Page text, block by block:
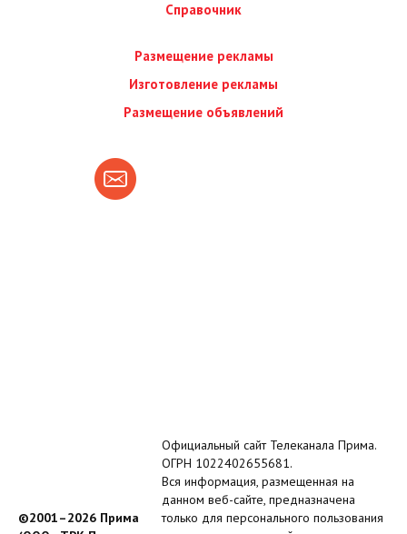
Справочник
Размещение рекламы
Изготовление рекламы
Размещение объявлений
©2001–2026 Прима
Официальный сайт Телеканала Прима.
ОГРН 1022402655681.
Вся информация, размещенная на
данном веб-сайте, предназначена
только для персонального пользования